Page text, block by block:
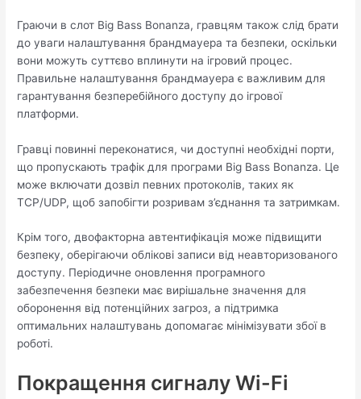
Граючи в слот Big Bass Bonanza, гравцям також слід брати
до уваги налаштування брандмауера та безпеки, оскільки
вони можуть суттєво вплинути на ігровий процес.
Правильне налаштування брандмауера є важливим для
гарантування безперебійного доступу до ігрової
платформи.
Гравці повинні переконатися, чи доступні необхідні порти,
що пропускають трафік для програми Big Bass Bonanza. Це
може включати дозвіл певних протоколів, таких як
TCP/UDP, щоб запобігти розривам з’єднання та затримкам.
Крім того, двофакторна автентифікація може підвищити
безпеку, оберігаючи облікові записи від неавторизованого
доступу. Періодичне оновлення програмного
забезпечення безпеки має вирішальне значення для
оборонення від потенційних загроз, а підтримка
оптимальних налаштувань допомагає мінімізувати збої в
роботі.
Покращення сигналу Wi-Fi